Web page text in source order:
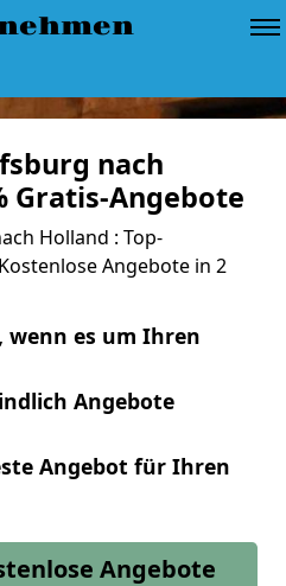
nach
Gratis-Angebote
Holland : Top-
Angebote in 2
es um Ihren
Angebote
Angebot für Ihren
Angebote